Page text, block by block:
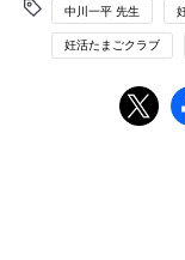
中川一平 先生
妊活たまごクラブ